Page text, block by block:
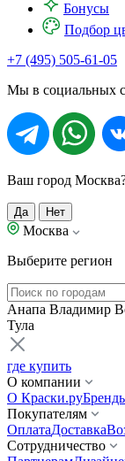
Бонусы
Подбор
+7 (495) 505-61-05
Мы в социальных
Ваш город
Да Нет
Москва
Выберите регион
Анапа Владимир
Тула
где купить
О компании
О Краски.ру
Покупателям
ОплатаДоставка
Сотрудничество